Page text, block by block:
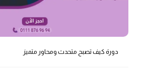
دورة كيف تصبح متحدث ومحاور متميز